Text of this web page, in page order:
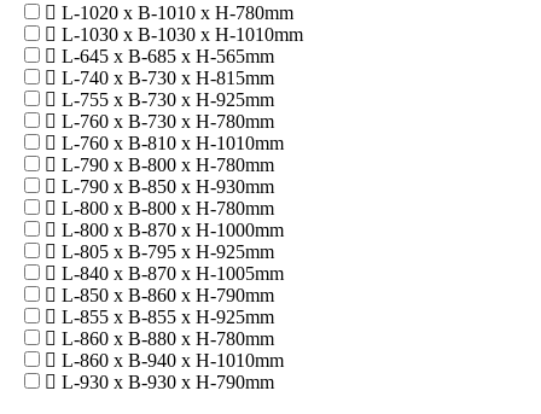
L-1020 x B-1010 x H-780mm
L-1030 x B-1030 x H-1010mm
L-645 x B-685 x H-565mm
L-740 x B-730 x H-815mm
L-755 x B-730 x H-925mm
L-760 x B-730 x H-780mm
L-760 x B-810 x H-1010mm
L-790 x B-800 x H-780mm
L-790 x B-850 x H-930mm
L-800 x B-800 x H-780mm
L-800 x B-870 x H-1000mm
L-805 x B-795 x H-925mm
L-840 x B-870 x H-1005mm
L-850 x B-860 x H-790mm
L-855 x B-855 x H-925mm
L-860 x B-880 x H-780mm
L-860 x B-940 x H-1010mm
L-930 x B-930 x H-790mm